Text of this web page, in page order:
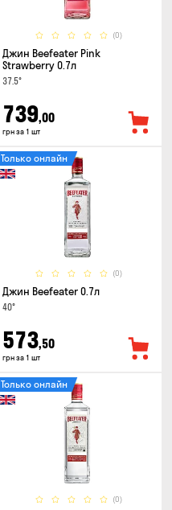
(0)
Джин Beefeater Pink
Strawberry 0.7л
37.5°
739,00
грн за 1 шт
(0)
Только онлайн
Джин Beefeater 0.7л
40°
573,50
грн за 1 шт
(0)
Только онлайн